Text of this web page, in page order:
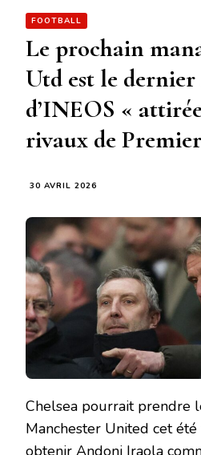
FOOTBALL
Le prochain
Utd est le
d’INEOS «
rivaux de
30 AVRIL 2026
Chelsea pourrait prendre
Manchester United cet
obtenir Andoni Iraola